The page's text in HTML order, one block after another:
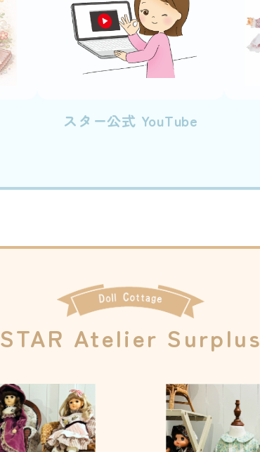
スター公式 YouTube
STAR Atelier Surplus